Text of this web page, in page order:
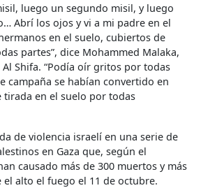
luego un segundo misil, y luego
Abrí los ojos y vi a mi padre en el
en el suelo, cubiertos de
partes”, dice Mohammed Malaka,
Shifa. “Podía oír gritos por todas
campaña se habían convertido en
tirada en el suelo por todas
de violencia israelí en una serie de
en Gaza que, según el
causado más de 300 muertos y más
el alto el fuego el 11 de octubre.